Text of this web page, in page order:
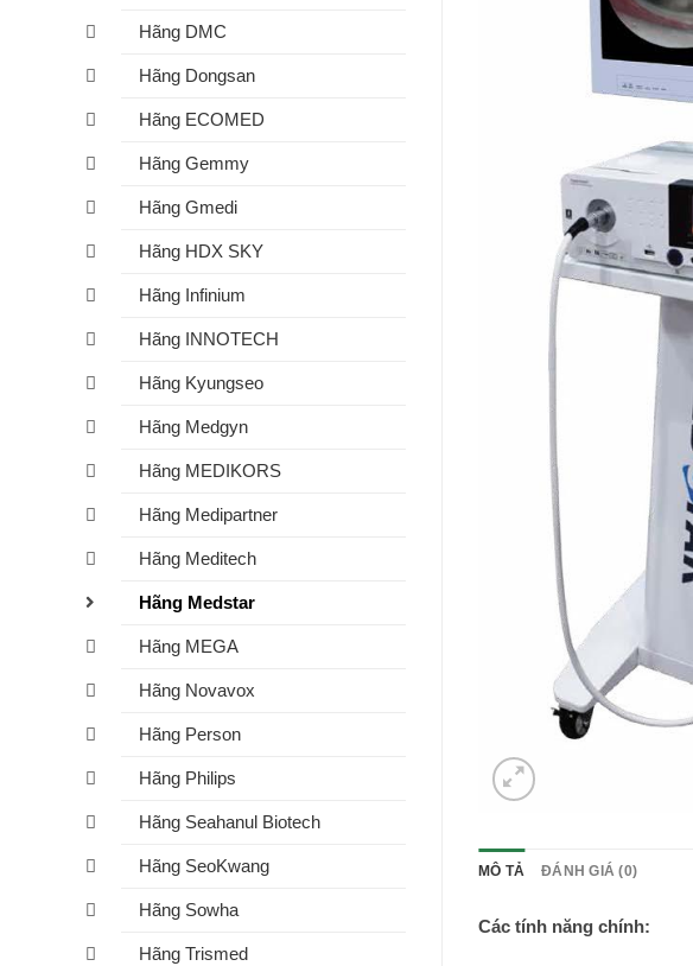
Hãng DMC
Hãng Dongsan
Hãng ECOMED
Hãng Gemmy
Hãng Gmedi
Hãng HDX SKY
Hãng Infinium
Hãng INNOTECH
Hãng Kyungseo
Hãng Medgyn
Hãng MEDIKORS
Hãng Medipartner
Hãng Meditech
Hãng Medstar
Hãng MEGA
Hãng Novavox
Hãng Person
Hãng Philips
Hãng Seahanul Biotech
Hãng SeoKwang
Hãng Sowha
Hãng Trismed
MÔ TẢ ĐÁNH GIÁ (0)
Các tính năng chính: